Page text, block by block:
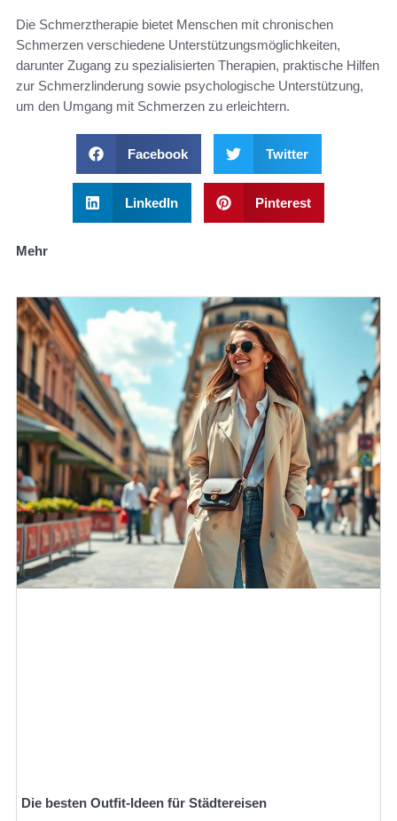
Die Schmerztherapie bietet Menschen mit chronischen
Schmerzen verschiedene Unterstützungsmöglichkeiten,
darunter Zugang zu spezialisierten Therapien, praktische Hilfen
zur Schmerzlinderung sowie psychologische Unterstützung,
um den Umgang mit Schmerzen zu erleichtern.
Facebook Twitter
LinkedIn Pinterest
Mehr
Die besten Outfit-Ideen für Städtereisen